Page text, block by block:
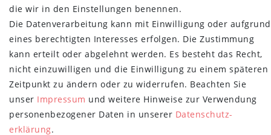
NEWSLETTER
E-MAIL **
Newsletter
Honig
Hiermit bestätige ich, dass ich die Daten­schutz­erklärunggelesen habe.
Meine Einwilligung kann ich jederzeit widerrufen.**
Abonnieren
die wir in den Einstellungen benennen.
Die Datenverarbeitung kann mit Einwilligung oder aufgrund
eines berechtigten Interesses erfolgen. Die Zustimmung
kann erteilt oder abgelehnt werden. Es besteht das Recht,
nicht einzuwilligen und die Einwilligung zu einem späteren
Zeitpunkt zu ändern oder zu widerrufen. Beachten Sie
unser Impressum und weitere Hinweise zur Verwendung
personenbezogener Daten in unserer Daten­schutz­
erklärung.